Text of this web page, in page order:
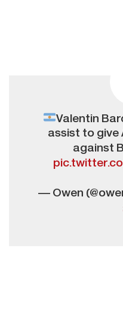
Valentin
assist to give
against
— Owen